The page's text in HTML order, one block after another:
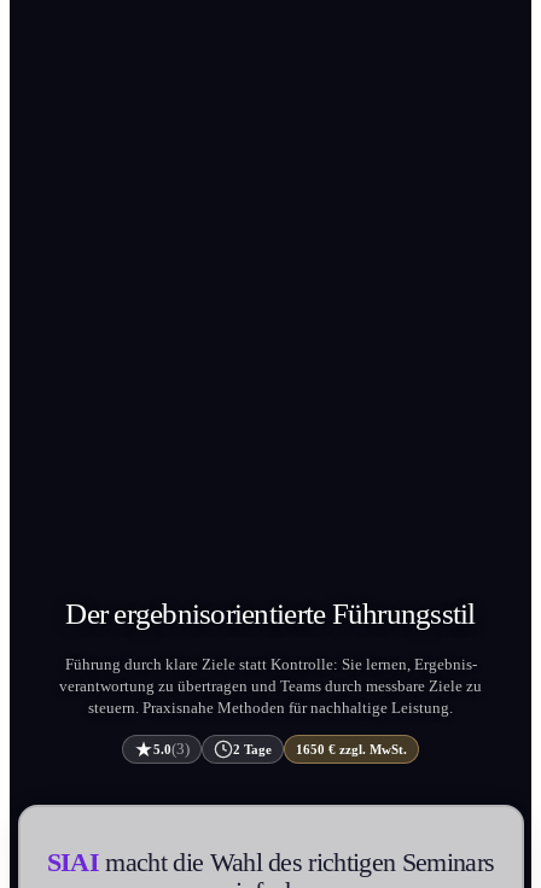
Der ergebnis­orientierteFührungs­stil
Führung durch klare Ziele statt Kontrolle: Sie lernen, Ergebnis­
verantwortung zu übertragen und Teams durch messbare Ziele zu
steuern. Praxisnahe Methoden für nachhaltige Leistung.
5.0(3) 2 Tage 1650 € zzgl. MwSt.
SIAImacht die Wahl des richtigen Seminars